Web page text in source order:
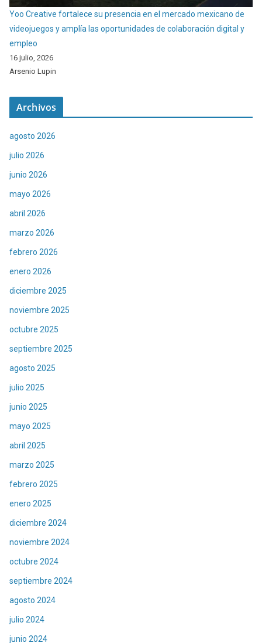
Yoo Creative fortalece su presencia en el mercado mexicano de
videojuegos y amplía las oportunidades de colaboración digital y
empleo
16 julio, 2026
Arsenio Lupin
Archivos
agosto 2026
julio 2026
junio 2026
mayo 2026
abril 2026
marzo 2026
febrero 2026
enero 2026
diciembre 2025
noviembre 2025
octubre 2025
septiembre 2025
agosto 2025
julio 2025
junio 2025
mayo 2025
abril 2025
marzo 2025
febrero 2025
enero 2025
diciembre 2024
noviembre 2024
octubre 2024
septiembre 2024
agosto 2024
julio 2024
junio 2024